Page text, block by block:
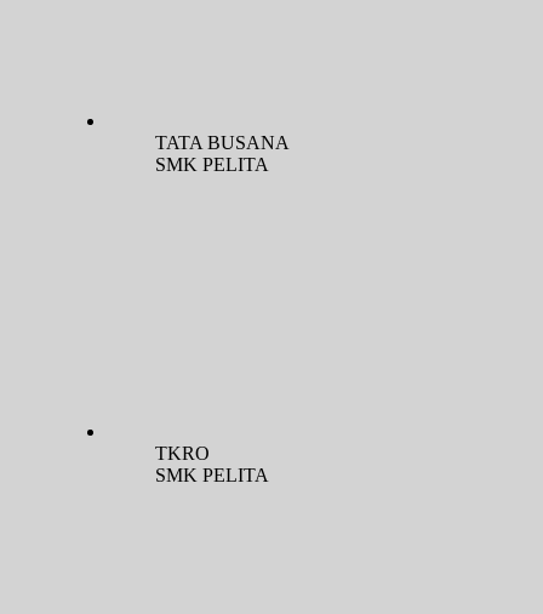
TATA BUSANA
SMK PELITA
TKRO
SMK PELITA